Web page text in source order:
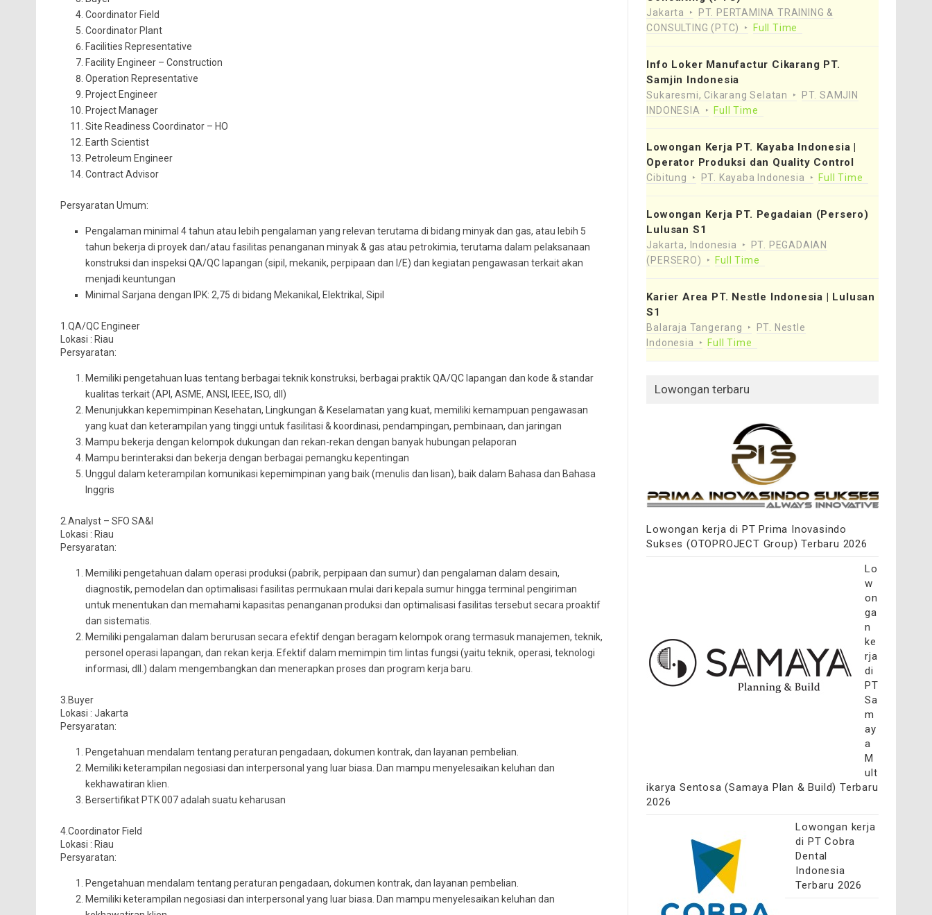
Coordinator Field
Coordinator Plant
Facilities Representative
Facility Engineer – Construction
Operation Representative
Project Engineer
Project Manager
Site Readiness Coordinator – HO
Earth Scientist
Petroleum Engineer
Contract Advisor
Persyaratan Umum:
Pengalaman minimal 4 tahun atau lebih pengalaman yang relevan terutama di bidang minyak dan gas, atau lebih 5
tahun bekerja di proyek dan/atau fasilitas penanganan minyak & gas atau petrokimia, terutama dalam pelaksanaan
konstruksi dan inspeksi QA/QC lapangan (sipil, mekanik, perpipaan dan I/E) dan kegiatan pengawasan terkait akan
menjadi keuntungan
Minimal Sarjana dengan IPK: 2,75 di bidang Mekanikal, Elektrikal, Sipil
1.QA/QC Engineer
Lokasi : Riau
Persyaratan:
Memiliki pengetahuan luas tentang berbagai teknik konstruksi, berbagai praktik QA/QC lapangan dan kode & standar
kualitas terkait (API, ASME, ANSI, IEEE, ISO, dll)
Menunjukkan kepemimpinan Kesehatan, Lingkungan & Keselamatan yang kuat, memiliki kemampuan pengawasan
yang kuat dan keterampilan yang tinggi untuk fasilitasi & koordinasi, pendampingan, pembinaan, dan jaringan
Mampu bekerja dengan kelompok dukungan dan rekan-rekan dengan banyak hubungan pelaporan
Mampu berinteraksi dan bekerja dengan berbagai pemangku kepentingan
Unggul dalam keterampilan komunikasi kepemimpinan yang baik (menulis dan lisan), baik dalam Bahasa dan Bahasa
Inggris
2.Analyst – SFO SA&I
Lokasi : Riau
Persyaratan:
Memiliki pengetahuan dalam operasi produksi (pabrik, perpipaan dan sumur) dan pengalaman dalam desain,
diagnostik, pemodelan dan optimalisasi fasilitas permukaan mulai dari kepala sumur hingga terminal pengiriman
untuk menentukan dan memahami kapasitas penanganan produksi dan optimalisasi fasilitas tersebut secara proaktif
dan sistematis.
Memiliki pengalaman dalam berurusan secara efektif dengan beragam kelompok orang termasuk manajemen, teknik,
personel operasi lapangan, dan rekan kerja. Efektif dalam memimpin tim lintas fungsi (yaitu teknik, operasi, teknologi
informasi, dll.) dalam mengembangkan dan menerapkan proses dan program kerja baru.
3.Buyer
Lokasi : Jakarta
Persyaratan:
Pengetahuan mendalam tentang peraturan pengadaan, dokumen kontrak, dan layanan pembelian.
Memiliki keterampilan negosiasi dan interpersonal yang luar biasa. Dan mampu menyelesaikan keluhan dan
kekhawatiran klien.
Bersertifikat PTK 007 adalah suatu keharusan
4.Coordinator Field
Lokasi : Riau
Persyaratan:
Pengetahuan mendalam tentang peraturan pengadaan, dokumen kontrak, dan layanan pembelian.
Memiliki keterampilan negosiasi dan interpersonal yang luar biasa. Dan mampu menyelesaikan keluhan dan
Jakarta
PT. PERTAMINA TRAINING &
CONSULTING (PTC)
Full Time
Info Loker Manufactur Cikarang PT.
Samjin Indonesia
Sukaresmi, Cikarang Selatan
PT. SAMJIN
INDONESIA
Full Time
Lowongan Kerja PT. Kayaba Indonesia |
Operator Produksi dan Quality Control
Cibitung PT. Kayaba Indonesia Full Time
Lowongan Kerja PT. Pegadaian (Persero)
Lulusan S1
Jakarta, Indonesia
PT. PEGADAIAN
(PERSERO)
Full Time
Karier Area PT. Nestle Indonesia | Lulusan
S1
Balaraja Tangerang
PT. Nestle
Indonesia
Full Time
Lowongan terbaru
Lowongan kerja di PT Prima Inovasindo
Sukses (OTOPROJECT Group) Terbaru 2026
Lo
w
on
ga
n
ke
rja
di
PT
Sa
m
ay
a
M
ult
ikarya Sentosa (Samaya Plan & Build) Terbaru
2026
Lowongan kerja
di PT Cobra
Dental
Indonesia
Terbaru 2026